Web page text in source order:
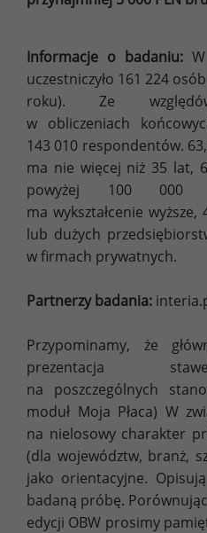
Informacje o badaniu:
uczestniczyło 161 224
roku). Ze
w obliczeniach
143 010 respondentów.
ma nie więcej niż 35 lat,
powyżej 100 000
ma wykształcenie
lub dużych
w firmach prywatnych.
Partnerzy badania:
Przypominamy, że
prezentacja
na poszczególnych
moduł Moja Płaca) W
na nielosowy charakter
(dla województw, branż,
jako orientacyjne.
badaną próbę.
edycji OBW prosimy